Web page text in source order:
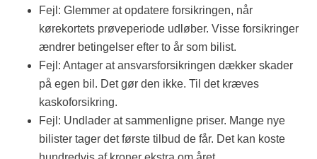
Fejl: Glemmer at opdatere forsikringen, når
kørekortets prøveperiode udløber. Visse forsikringer
ændrer betingelser efter to år som bilist.
Fejl: Antager at ansvarsforsikringen dækker skader
på egen bil. Det gør den ikke. Til det kræves
kaskoforsikring.
Fejl: Undlader at sammenligne priser. Mange nye
bilister tager det første tilbud de får. Det kan koste